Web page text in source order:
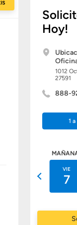
Hoy!
1012
27591
888-
1 a
VIE
7